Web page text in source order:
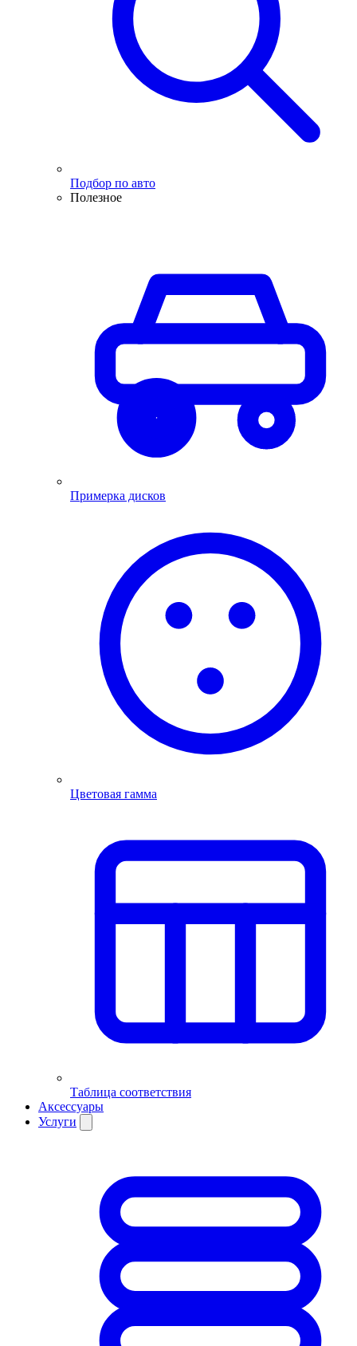
Подбор по авто
Полезное
Примерка дисков
Цветовая гамма
Таблица соответствия
Аксессуары
Услуги